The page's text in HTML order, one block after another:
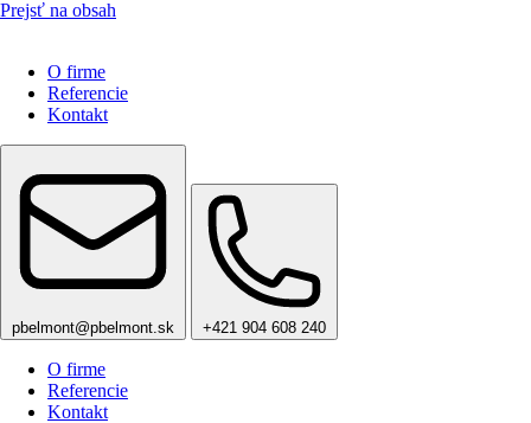
Prejsť na obsah
O firme
Referencie
Kontakt
pbelmont@pbelmont.sk +421 904 608 240
O firme
Referencie
Kontakt